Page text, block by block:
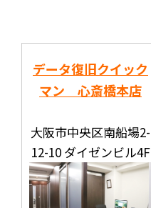
データ復旧クイック
マン 心斎橋本店
大阪市中央区南船場2-
12-10 ダイゼンビル4F